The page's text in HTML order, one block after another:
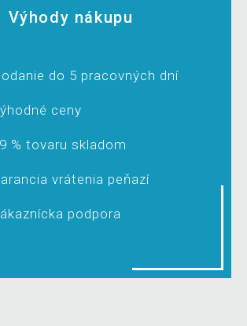
Výhody nákupu
do 5 pracovných dní
ceny
% tovaru skladom
vrátenia peňazí
podpora